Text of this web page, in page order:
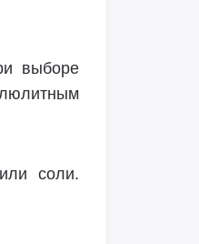
выборе
соли.